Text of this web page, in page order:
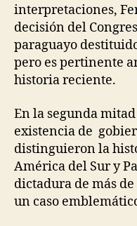
interpretaciones,
decisión del
paraguayo
pero es pertinente
historia reciente.
En la segunda
existencia de
distinguieron la
América del Sur y
dictadura de más de
un caso